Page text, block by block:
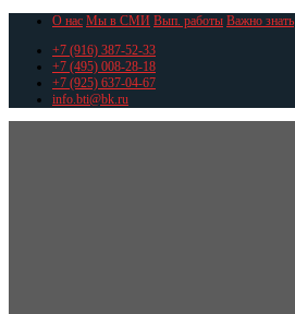
О нас Мы в СМИ Вып. работы Важно знать
+7 (916) 387-52-33
+7 (495) 008-28-18
+7 (925) 637-04-67
info.bti@bk.ru